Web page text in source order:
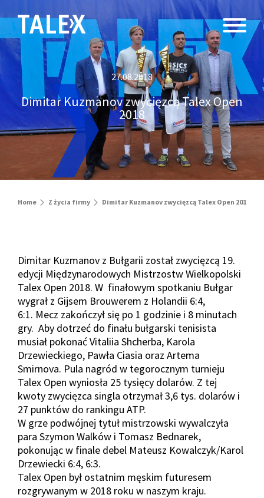
27.08.2018
Dimitar Kuzmanov zwycięzcą Talex Open
2018
Home Z życia firmy Dimitar Kuzmanov zwycięzcą Talex Open 2018
Dimitar Kuzmanov z Bułgarii został zwycięzcą 19.
edycji Międzynarodowych Mistrzostw Wielkopolski
Talex Open 2018. W finałowym spotkaniu Bułgar
wygrał z Gijsem Brouwerem z Holandii 6:4,
6:1. Mecz zakończył się po 1 godzinie i 8 minutach
gry. Aby dotrzeć do finału bułgarski tenisista
musiał pokonać Vitaliia Shcherba, Karola
Drzewieckiego, Pawła Ciasia oraz Artema
Smirnova. Pula nagród w tegorocznym turnieju
Talex Open wyniosła 25 tysięcy dolarów. Z tej
kwoty zwycięzca singla otrzymał 3,6 tys. dolarów i
27 punktów do rankingu ATP.
W grze podwójnej tytuł mistrzowski wywalczyła
para Szymon Walków i Tomasz Bednarek,
pokonując w finale debel Mateusz Kowalczyk/Karol
Drzewiecki 6:4, 6:3.
Talex Open był ostatnim męskim futuresem
rozgrywanym w 2018 roku w naszym kraju.